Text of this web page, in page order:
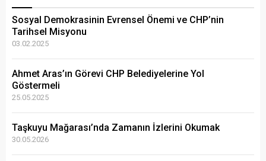
Sosyal Demokrasinin Evrensel Önemi ve CHP’nin
Tarihsel Misyonu
03.02.2025
Ahmet Aras’ın Görevi CHP Belediyelerine Yol
Göstermeli
25.05.2025
Taşkuyu Mağarası’nda Zamanın İzlerini Okumak
30.05.2026